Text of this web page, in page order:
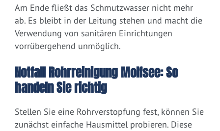
Am Ende fließt das Schmutzwasser nicht mehr
ab. Es bleibt in der Leitung stehen und macht die
Verwendung von sanitären Einrichtungen
vorrübergehend unmöglich.
Notfall Rohrreinigung Molfsee: So
handeln Sie richtig
Stellen Sie eine Rohrverstopfung fest, können Sie
zunächst einfache Hausmittel probieren. Diese